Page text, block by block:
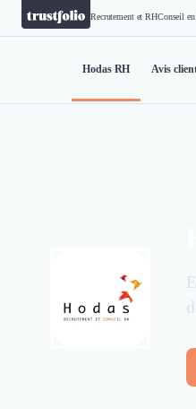
Recrutement et RHConseil
Hodas RH Avis